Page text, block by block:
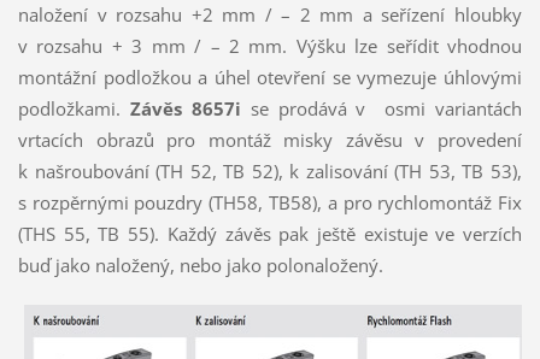
naložení v rozsahu +2 mm / – 2 mm a seřízení hloubky
v rozsahu + 3 mm / – 2 mm. Výšku lze seřídit vhodnou
montážní podložkou a úhel otevření se vymezuje úhlovými
podložkami. Závěs 8657i se prodává v osmi variantách
vrtacích obrazů pro montáž misky závěsu v provedení
k našroubování (TH 52, TB 52), k zalisování (TH 53, TB 53),
s rozpěrnými pouzdry (TH58, TB58), a pro rychlomontáž Fix
(THS 55, TB 55). Každý závěs pak ještě existuje ve verzích
buď jako naložený, nebo jako polonaložený.